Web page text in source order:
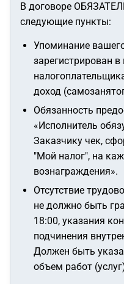
В договоре
следующие пункты:
Упоминание
зарегистрирован в
доход
Обязанность
«Исполнитель
Заказчику чек,
"Мой налог", на
вознаграждения».
Отсутствие
не должно быть
18:00, указания
подчинения
Должен быть
объем работ